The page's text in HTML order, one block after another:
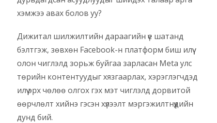
хэмжээ авах болов уу?
Дижитал шилжилтийн дараагийн үе шатанд
бэлтгэж, зөвхөн Facebook-н платформ биш илүү
олон чиглэлд зорьж буйгаа зарласан Meta улс
төрийн контентуудыг хязгаарлах, хэрэглэгчдэд
илүү эрх чөлөө олгох гэх мэт чиглэлд дорвитой
өөрчлөлт хийнэ гэсэн хүлээлт мэргэжилтнүүдийн
дунд бий.